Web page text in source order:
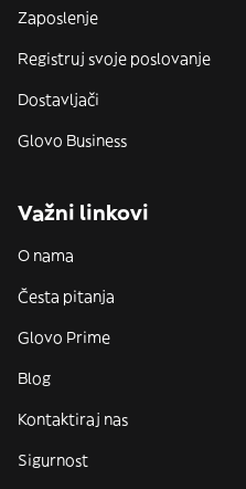
Zaposlenje
Registruj svoje poslovanje
Dostavljači
Glovo Business
Važni linkovi
O nama
Česta pitanja
Glovo Prime
Blog
Kontaktiraj nas
Sigurnost